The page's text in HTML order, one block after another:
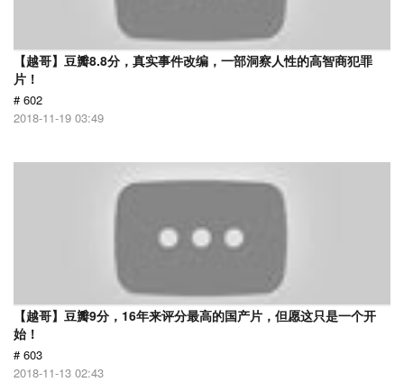
【越哥】豆瓣8.8分，真实事件改编，一部洞察人性的高智商犯罪
片！
# 602
2018-11-19 03:49
【越哥】豆瓣9分，16年来评分最高的国产片，但愿这只是一个开
始！
# 603
2018-11-13 02:43